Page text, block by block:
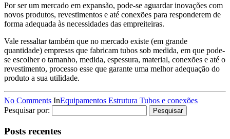
Por ser um mercado em expansão, pode-se aguardar inovações com
novos produtos, revestimentos e até conexões para responderem de
forma adequada às necessidades das empreiteiras.
Vale ressaltar também que no mercado existe (em grande
quantidade) empresas que fabricam tubos sob medida, em que pode-
se escolher o tamanho, medida, espessura, material, conexões e até o
revestimento, processo esse que garante uma melhor adequação do
produto a sua utilidade.
No Comments InEquipamentos Estrutura Tubos e conexões
Pesquisar por:
Posts recentes